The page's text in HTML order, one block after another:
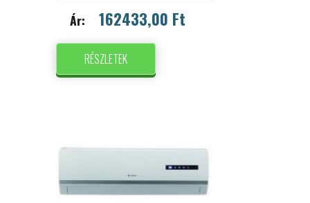
Ár: 162433,00 Ft
RÉSZLETEK